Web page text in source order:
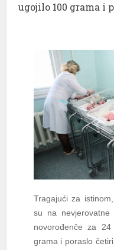
ugojilo 100 grama i
Tragajući za
su na
novorođenče za
grama i poraslo